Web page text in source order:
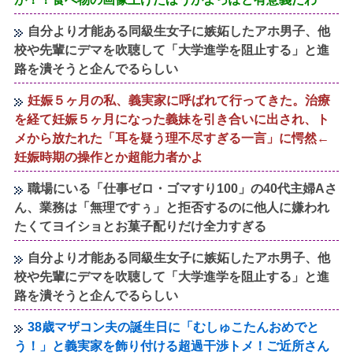
自分より才能ある同級生女子に嫉妬したアホ男子、他
校や先輩にデマを吹聴して「大学進学を阻止する」と進
路を潰そうと企んでるらしい
妊娠５ヶ月の私、義実家に呼ばれて行ってきた。治療
を経て妊娠５ヶ月になった義妹を引き合いに出され、ト
メから放たれた「耳を疑う理不尽すぎる一言」に愕然←
妊娠時期の操作とか超能力者かよ
職場にいる「仕事ゼロ・ゴマすり100」の40代主婦Aさ
ん、業務は「無理ですぅ」と拒否するのに他人に嫌われ
たくてヨイショとお菓子配りだけ全力すぎる
自分より才能ある同級生女子に嫉妬したアホ男子、他
校や先輩にデマを吹聴して「大学進学を阻止する」と進
路を潰そうと企んでるらしい
38歳マザコン夫の誕生日に「むしゅこたんおめでと
う！」と義実家を飾り付ける超過干渉トメ！ご近所さん